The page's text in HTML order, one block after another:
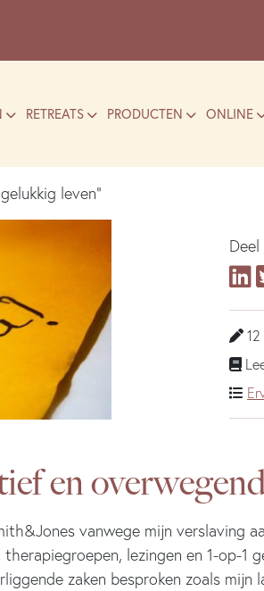
RETREATS PRODUCTEN ONLINE
leven”
en
vanwege mijn verslaving
lezingen en 1-op-1
zaken besproken zoals mijn